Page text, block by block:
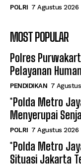
POLRI 7 Agustus 2026
MOST POPULAR
Polres
Pelayanan
PENDIDIKAN 7
*Polda Metro
Menyerupai
POLRI 7 Agustus 2026
*Polda Metro
Situasi Jakarta